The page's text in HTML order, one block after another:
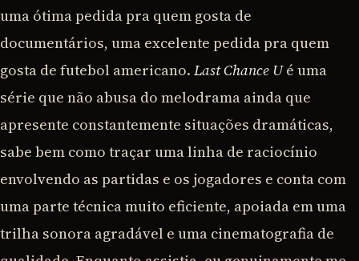
uma ótima pedida pra quem gosta de
documentários, uma excelente pedida pra quem
gosta de futebol americano. Last Chance Ué uma
série que não abusa do melodrama ainda que
apresente constantemente situações dramáticas,
sabe bem como traçar uma linha de raciocínio
envolvendo as partidas e os jogadores e conta com
uma parte técnica muito eficiente, apoiada em uma
trilha sonora agradável e uma cinematografia de